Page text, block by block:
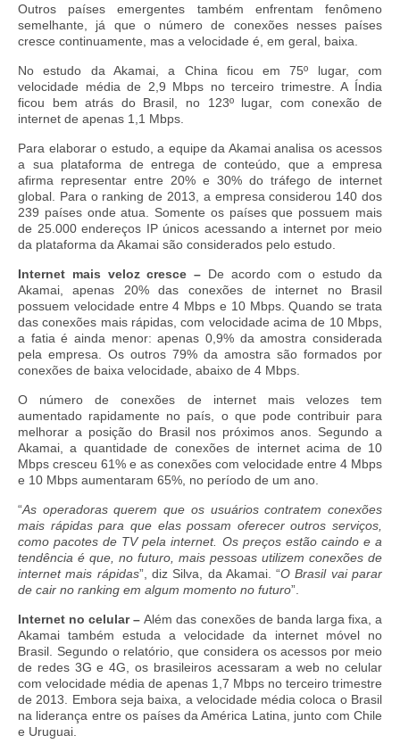
Outros países emergentes também enfrentam fenômeno
semelhante, já que o número de conexões nesses países
cresce continuamente, mas a velocidade é, em geral, baixa.
No estudo da Akamai, a China ficou em 75º lugar, com
velocidade média de 2,9 Mbps no terceiro trimestre. A Índia
ficou bem atrás do Brasil, no 123º lugar, com conexão de
internet de apenas 1,1 Mbps.
Para elaborar o estudo, a equipe da Akamai analisa os acessos
a sua plataforma de entrega de conteúdo, que a empresa
afirma representar entre 20% e 30% do tráfego de internet
global. Para o ranking de 2013, a empresa considerou 140 dos
239 países onde atua. Somente os países que possuem mais
de 25.000 endereços IP únicos acessando a internet por meio
da plataforma da Akamai são considerados pelo estudo.
Internet mais veloz cresce – De acordo com o estudo da
Akamai, apenas 20% das conexões de internet no Brasil
possuem velocidade entre 4 Mbps e 10 Mbps. Quando se trata
das conexões mais rápidas, com velocidade acima de 10 Mbps,
a fatia é ainda menor: apenas 0,9% da amostra considerada
pela empresa. Os outros 79% da amostra são formados por
conexões de baixa velocidade, abaixo de 4 Mbps.
O número de conexões de internet mais velozes tem
aumentado rapidamente no país, o que pode contribuir para
melhorar a posição do Brasil nos próximos anos. Segundo a
Akamai, a quantidade de conexões de internet acima de 10
Mbps cresceu 61% e as conexões com velocidade entre 4 Mbps
e 10 Mbps aumentaram 65%, no período de um ano.
“As operadoras querem que os usuários contratem conexões
mais rápidas para que elas possam oferecer outros serviços,
como pacotes de TV pela internet. Os preços estão caindo e a
tendência é que, no futuro, mais pessoas utilizem conexões de
internet mais rápidas”, diz Silva, da Akamai. “O Brasil vai parar
de cair no ranking em algum momento no futuro”.
Internet no celular – Além das conexões de banda larga fixa, a
Akamai também estuda a velocidade da internet móvel no
Brasil. Segundo o relatório, que considera os acessos por meio
de redes 3G e 4G, os brasileiros acessaram a web no celular
com velocidade média de apenas 1,7 Mbps no terceiro trimestre
de 2013. Embora seja baixa, a velocidade média coloca o Brasil
na liderança entre os países da América Latina, junto com Chile
e Uruguai.